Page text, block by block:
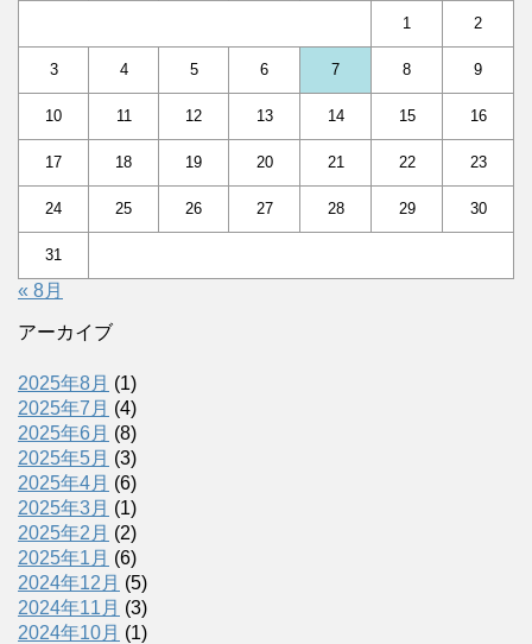
1 2
3 4 5 6 7 8 9
10 11 12 13 14 15 16
17 18 19 20 21 22 23
24 25 26 27 28 29 30
31
« 8月
アーカイブ
2025年8月 (1)
2025年7月 (4)
2025年6月 (8)
2025年5月 (3)
2025年4月 (6)
2025年3月 (1)
2025年2月 (2)
2025年1月 (6)
2024年12月 (5)
2024年11月 (3)
2024年10月 (1)